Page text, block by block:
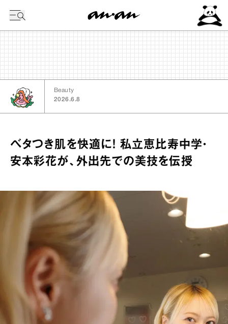
Beauty
2026.6.8
ベタつき肌を快適に！ 私立恵比寿中学・
安本彩花が、外出先での美技を伝授